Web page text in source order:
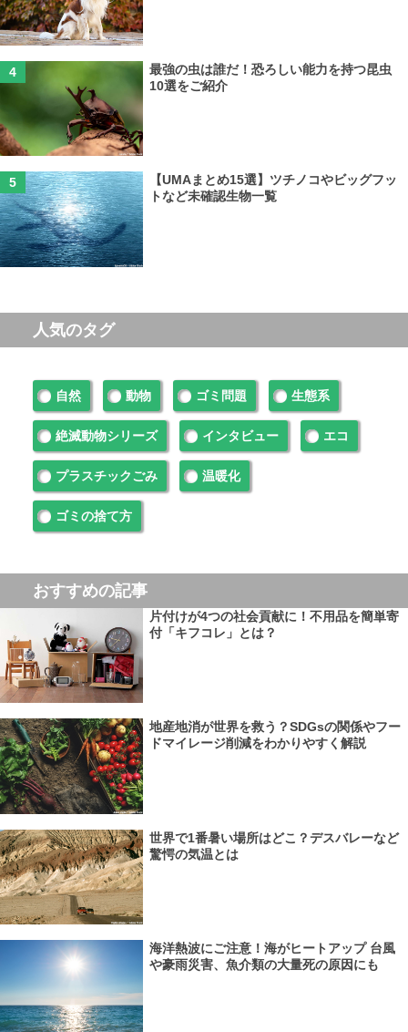
最強の虫は誰だ！恐ろしい能力を持つ昆虫
10選をご紹介
【UMAまとめ15選】ツチノコやビッグフッ
トなど未確認生物一覧
人気のタグ
自然 動物 ゴミ問題 生態系
絶滅動物シリーズ インタビュー エコ
プラスチックごみ 温暖化
ゴミの捨て方
おすすめの記事
片付けが4つの社会貢献に！不用品を簡単寄
付「キフコレ」とは？
地産地消が世界を救う？SDGsの関係やフー
ドマイレージ削減をわかりやすく解説
世界で1番暑い場所はどこ？デスバレーなど
驚愕の気温とは
海洋熱波にご注意！海がヒートアップ 台風
や豪雨災害、魚介類の大量死の原因にも